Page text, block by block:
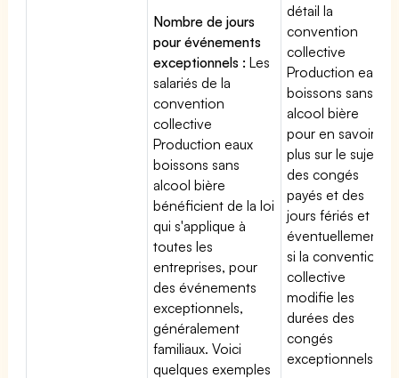
Nombre de jours
pour événements
exceptionnels : Les
salariés de la
convention
collective
Production eaux
boissons sans
alcool bière
bénéficient de la loi
qui s'applique à
toutes les
entreprises, pour
des événements
exceptionnels,
généralement
familiaux. Voici
quelques exemples
détail la
convention
collective
Production eaux
boissons sans
alcool bière
pour en savoir
plus sur le sujet
des congés
payés et des
jours fériés et
éventuellement
si la convention
collective
modifie les
durées des
congés
exceptionnels.